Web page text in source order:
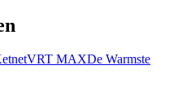
VRT MAXDe Warmste